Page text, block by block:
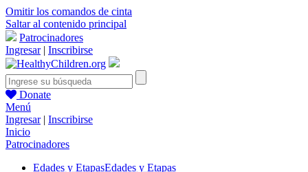
Omitir los comandos de cinta
Saltar al contenido principal
Patrocinadores
Ingresar| Inscribirse
Donate
Menú
Ingresar| Inscribirse
Inicio
Patrocinadores
Edades y EtapasEdades y Etapas